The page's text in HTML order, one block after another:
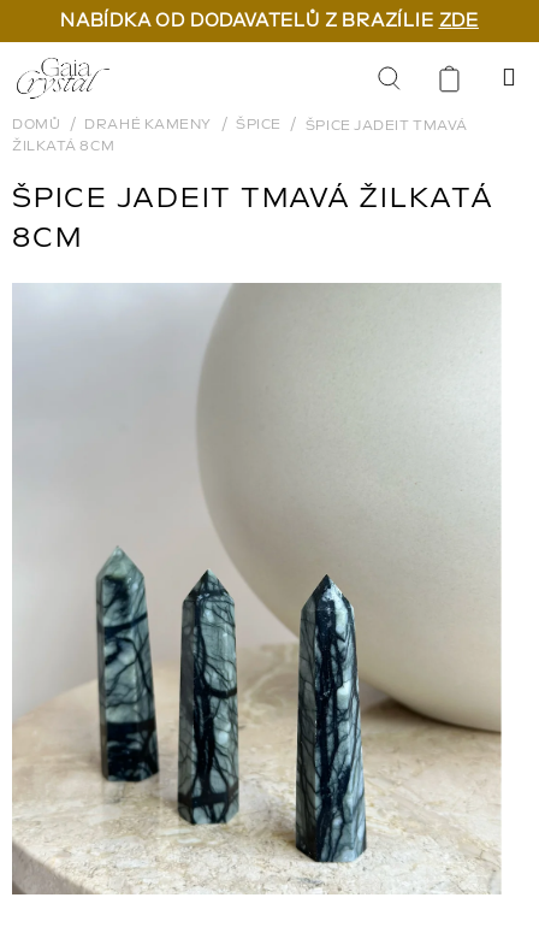
NABÍDKA OD DODAVATELŮ Z BRAZÍLIE ZDE
Přejít
na
obsah
Hledat
DOMŮ DRAHÉ KAMENY ŠPICE
ŠPICE JADEIT TMAVÁ
ŽILKATÁ 8CM
ŠPICE JADEIT TMAVÁ ŽILKATÁ
8CM